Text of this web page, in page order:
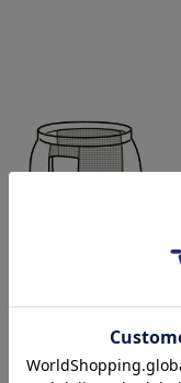
ドライ層